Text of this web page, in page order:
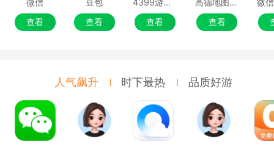
查看
查看
查看
查看
人气飙升 时下最热 品质好游